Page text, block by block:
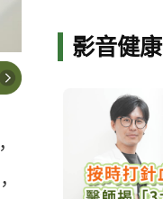
影音健康